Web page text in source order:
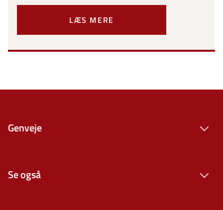
LÆS MERE
Genveje
Se også